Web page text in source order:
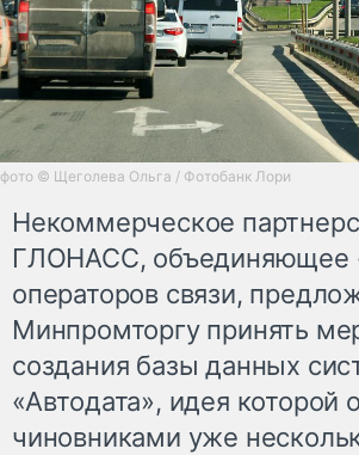
фото © Щеголева Ольга / Фотобанк Лори
Некоммерческое
ГЛОНАСС, объединяющее
операторов связи,
Минпромторгу принять
создания базы данных
«Автодата», идея которой
чиновниками уже